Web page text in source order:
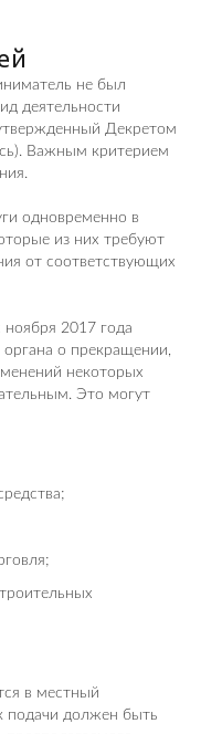
не был
деятельности
Декретом
Важным критерием
одновременно в
из них требуют
от соответствующих
ноября 2017 года
о прекращении,
некоторых
Это могут
в местный
подачи должен быть